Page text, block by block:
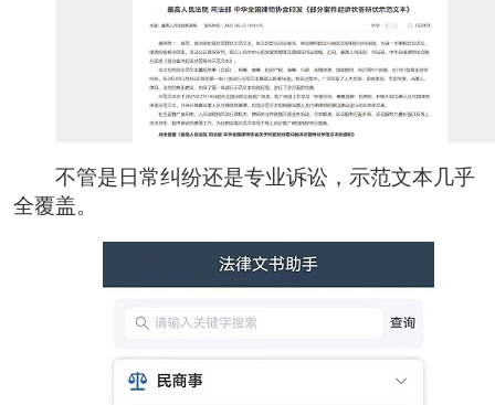
不管是日常纠纷还是专业诉讼，示范文本几乎
全覆盖。